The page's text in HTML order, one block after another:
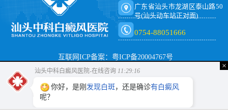
广东省汕头市龙湖区泰山路50
号(汕头动车站正对面)
0754-88051666
互联网ICP备案：粤ICP备20004767号
×
汕头中科白癜风医院-在线咨询 11:29:16
你好，是刚 发现白斑 ，还是确诊有白癜风
呢？